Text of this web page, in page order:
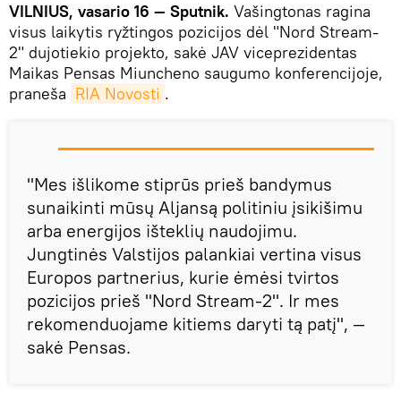
VILNIUS, vasario 16 — Sputnik. Vašingtonas ragina
visus laikytis ryžtingos pozicijos dėl "Nord Stream-
2" dujotiekio projekto, sakė JAV viceprezidentas
Maikas Pensas Miuncheno saugumo konferencijoje,
praneša RIA Novosti .
"Mes išlikome stiprūs prieš bandymus
sunaikinti mūsų Aljansą politiniu įsikišimu
arba energijos išteklių naudojimu.
Jungtinės Valstijos palankiai vertina visus
Europos partnerius, kurie ėmėsi tvirtos
pozicijos prieš "Nord Stream-2". Ir mes
rekomenduojame kitiems daryti tą patį", —
sakė Pensas.